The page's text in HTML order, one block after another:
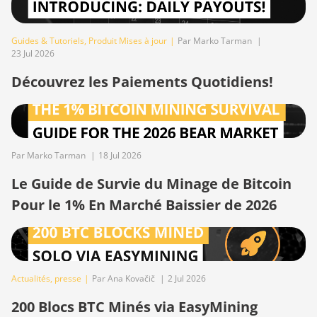
S19j Pro++ (125Th)
BITMAIN AntMiner
BITMAIN AntMiner
BITMAIN AntMiner
S21 Immersion
(301Th)
BITMAIN AntMiner
S21 Pro
S21 XP (270Th)
BITMAIN AntMiner
S21 XP Hyd (473Th)
BITMAIN AntMiner
Guides & Tutoriels, Produit Mises à jour | Par Marko Tarman |
23 Jul 2026
Découvrez les Paiements Quotidiens!
Par Marko Tarman | 18 Jul 2026
Le Guide de Survie du Minage de Bitcoin
Pour le 1% En Marché Baissier de 2026
Actualités, presse | Par Ana Kovačič | 2 Jul 2026
200 Blocs BTC Minés via EasyMining